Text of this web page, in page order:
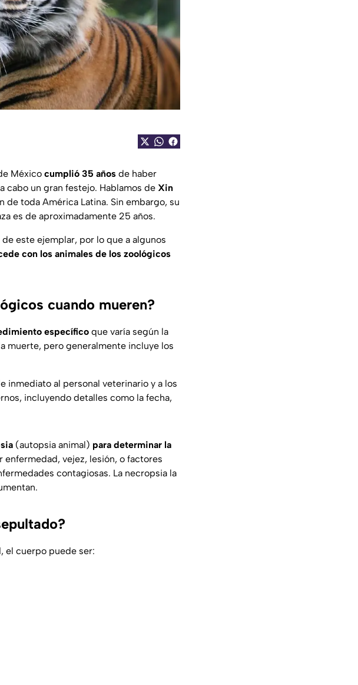
México cumplió 35 años de haber
cabo un gran festejo. Hablamos de Xin
de toda América Latina. Sin embargo, su
es de aproximadamente 25 años.
este ejemplar, por lo que a algunos
con los animales de los zoológicos
cuando mueren?
específico que varía según la
muerte, pero generalmente incluye los
inmediato al personal veterinario y a los
incluyendo detalles como la fecha,
(autopsia animal) para determinar la
vejez, lesión, o factores
contagiosas. La necropsia la
el cuerpo puede ser: